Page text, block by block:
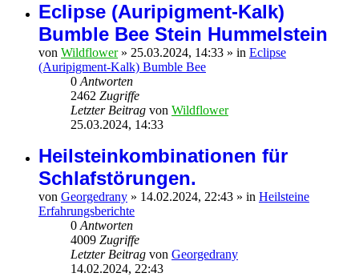
Eclipse (Auripigment-Kalk)
Bumble Bee Stein Hummelstein
von Wildflower» 25.03.2024, 14:33 » in Eclipse
(Auripigment-Kalk) Bumble Bee
0 Antworten
2462 Zugriffe
Letzter Beitrag von Wildflower
25.03.2024, 14:33
Heilsteinkombinationen für
Schlafstörungen.
von Georgedrany » 14.02.2024, 22:43 » in Heilsteine
Erfahrungsberichte
0 Antworten
4009 Zugriffe
Letzter Beitrag von Georgedrany
14.02.2024, 22:43